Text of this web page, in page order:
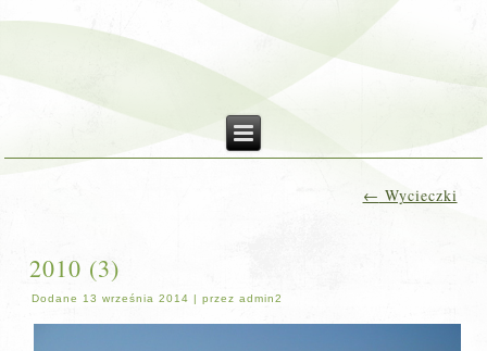
← Wycieczki
2010 (3)
Dodane 13 września 2014 |przez admin2